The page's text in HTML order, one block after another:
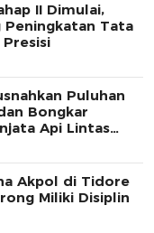
II Dimulai,
Tata
Puluhan
Bongkar
Api Lintas
Akpol di Tidore
Miliki Disiplin